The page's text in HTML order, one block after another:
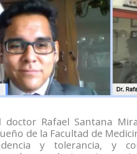
Rafael Santana
de la Facultad de
y tolerancia, y